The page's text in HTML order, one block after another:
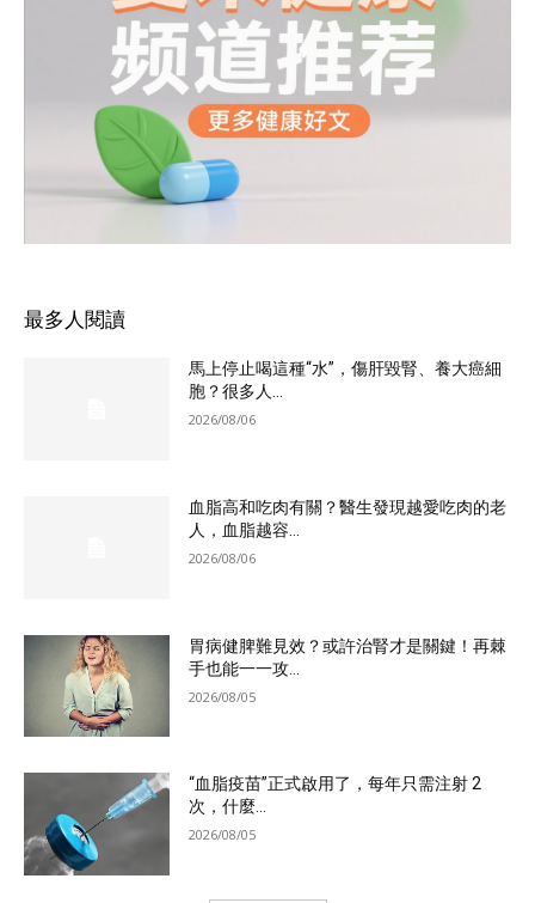
最多人閱讀
馬上停止喝這種“水”，傷肝毀腎、養大癌細
胞？很多人...
2026/08/06
血脂高和吃肉有關？醫生發現越愛吃肉的老
人，血脂越容...
2026/08/06
胃病健脾難見效？或許治腎才是關鍵！再棘
手也能一一攻...
2026/08/05
“血脂疫苗”正式啟用了，每年只需注射 2
次，什麼...
2026/08/05